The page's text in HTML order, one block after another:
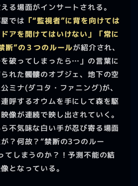
る場面がインサートされる。
では 「“監視者”に背を向けては
アを開けてはいけない」「常に
断”の３つのルールが紹介され、
を破ってしまったら…」の言葉に
れた髑髏のオブジェ、地下の空
ミナ(ダコタ・ファニング)が、
連呼するオウムを手にして森を駆
像が連続で映し出されていく。
不気味な白い手が忍び寄る場面
？何故？“禁断の3つのルー
てしまうのか？！予測不能の結
となっている。